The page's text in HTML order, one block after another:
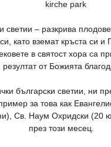
– разкрива
като вземат кръста си
в святост хора
резултат от Божията
български светии, ни
пример за това как
Св. Наум Охридски
през този месец.